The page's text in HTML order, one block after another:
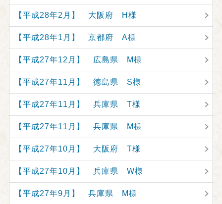
【平成28年2月】 大阪府 H様
【平成28年1月】 京都府 A様
【平成27年12月】 広島県 M様
【平成27年11月】 徳島県 S様
【平成27年11月】 兵庫県 T様
【平成27年11月】 兵庫県 M様
【平成27年10月】 大阪府 T様
【平成27年10月】 兵庫県 W様
【平成27年9月】 兵庫県 M様